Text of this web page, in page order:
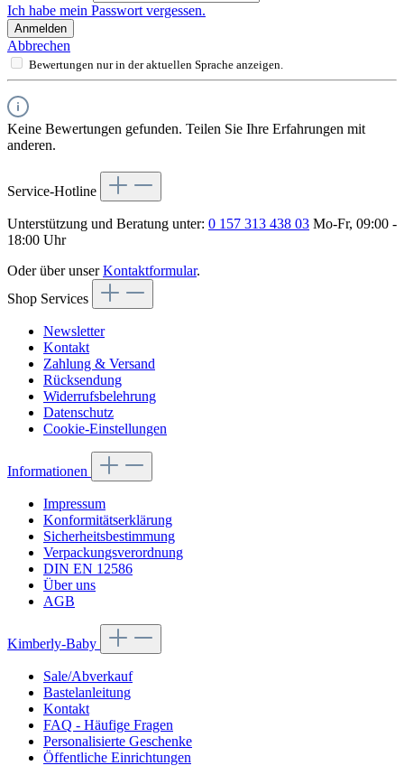
Ich habe mein Passwort vergessen.
Anmelden
Abbrechen
Bewertungen nur in der aktuellen Sprache anzeigen.
Keine Bewertungen gefunden. Teilen Sie Ihre Erfahrungen mit
anderen.
Service-Hotline
Unterstützung und Beratung unter: 0 157 313 438 03 Mo-Fr, 09:00 -
18:00 Uhr
Oder über unserKontaktformular.
Shop Services
Newsletter
Kontakt
Zahlung & Versand
Rücksendung
Widerrufsbelehrung
Datenschutz
Cookie-Einstellungen
Informationen
Impressum
Konformitätserklärung
Sicherheitsbestimmung
Verpackungsverordnung
DIN EN 12586
Über uns
AGB
Kimberly-Baby
Sale/Abverkauf
Bastelanleitung
Kontakt
FAQ - Häufige Fragen
Personalisierte Geschenke
Öffentliche Einrichtungen